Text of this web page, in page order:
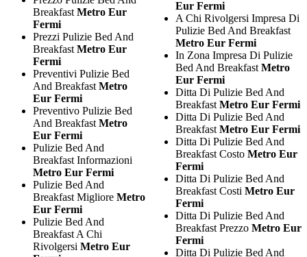
Breakfast Metro Eur
Fermi
Prezzi Pulizie Bed And
Breakfast Metro Eur
Fermi
Preventivi Pulizie Bed
And Breakfast Metro
Eur Fermi
Preventivo Pulizie Bed
And Breakfast Metro
Eur Fermi
Pulizie Bed And
Breakfast Informazioni
Metro Eur Fermi
Pulizie Bed And
Breakfast Migliore Metro
Eur Fermi
Pulizie Bed And
Breakfast A Chi
Rivolgersi Metro Eur
Eur Fermi
A Chi Rivolgersi Impresa Di
Pulizie Bed And Breakfast
Metro Eur Fermi
In Zona Impresa Di Pulizie
Bed And Breakfast Metro
Eur Fermi
Ditta Di Pulizie Bed And
Breakfast Metro Eur Fermi
Ditta Di Pulizie Bed And
Breakfast Metro Eur Fermi
Ditta Di Pulizie Bed And
Breakfast Costo Metro Eur
Fermi
Ditta Di Pulizie Bed And
Breakfast Costi Metro Eur
Fermi
Ditta Di Pulizie Bed And
Breakfast Prezzo Metro Eur
Fermi
Ditta Di Pulizie Bed And